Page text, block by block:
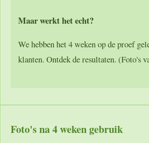
Maar werkt het echt?
We hebben het 4 weken op de proef
klanten. Ontdek de resultaten. (Foto's
Foto's na 4 weken gebruik